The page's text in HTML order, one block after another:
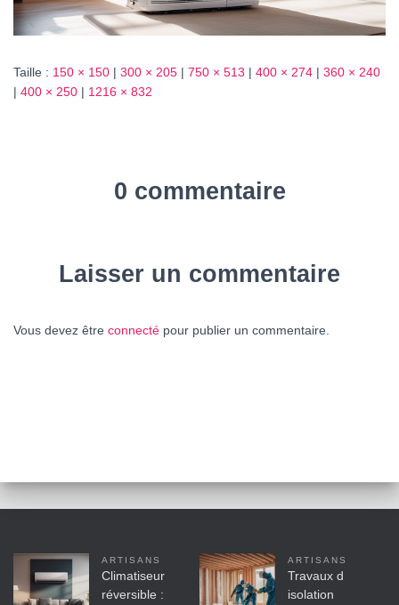
Taille : 150 × 150 | 300 × 205 | 750 × 513 | 400 × 274 | 360 × 240
| 400 × 250 | 1216 × 832
0 commentaire
Laisser un commentaire
Vous devez être connecté pour publier un commentaire.
ARTISANS
Climatiseur
réversible :
ARTISANS
Travaux d
isolation